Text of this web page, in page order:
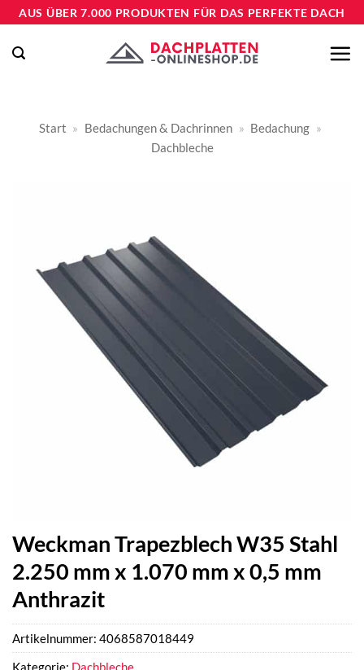
Zum
springen
AUS ÜBER 7.000 PRODUKTEN FÜR DAS PERFEKTE DACH
Start » Bedachungen & Dachrinnen » Bedachung »
Dachbleche
Weckman Trapezblech W35 Stahl
2.250 mm x 1.070 mm x 0,5 mm
Anthrazit
Artikelnummer: 4068587018449